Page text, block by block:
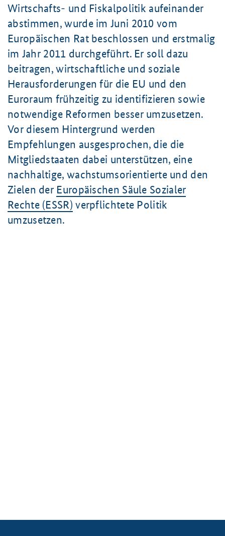
Wirtschafts‑ und Fiskalpolitik aufeinander
abstimmen, wurde im Juni 2010 vom
Europäischen Rat beschlossen und erstmalig
im Jahr 2011 durchgeführt. Er soll dazu
beitragen, wirtschaftliche und soziale
Herausforderungen für die EU und den
Euroraum frühzeitig zu identifizieren sowie
notwendige Reformen besser umzusetzen.
Vor diesem Hintergrund werden
Empfehlungen ausgesprochen, die die
Mitgliedstaaten dabei unterstützen, eine
nachhaltige, wachstumsorientierte und den
Zielen der Europäischen Säule Sozialer
Rechte (ESSR) verpflichtete Politik
umzusetzen.